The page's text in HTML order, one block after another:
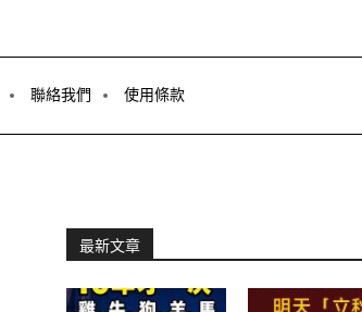
聯絡我們 使用條款
最新文章